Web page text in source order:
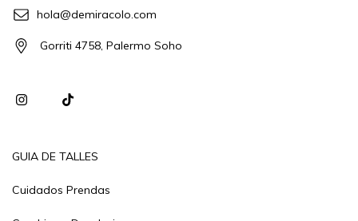
hola@demiracolo.com
Gorriti 4758, Palermo Soho
GUIA DE TALLES
Cuidados Prendas